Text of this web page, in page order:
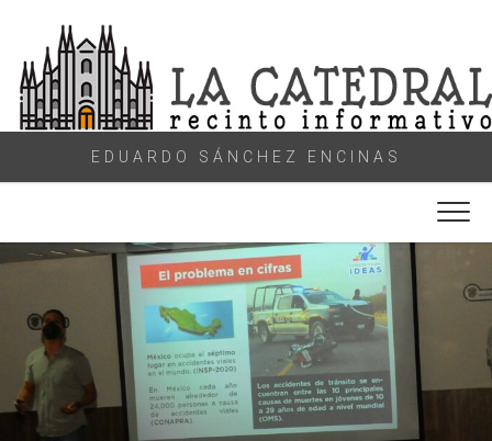
content
EDUARDO SÁNCHEZ ENCINAS